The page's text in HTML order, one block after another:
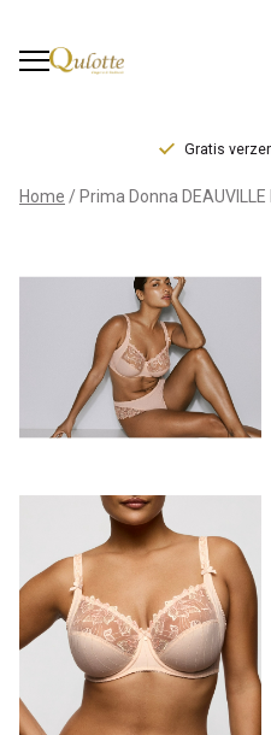
Gratis
Prima
VEN
Qulotte
Home Prima Donna DEAUVILLE